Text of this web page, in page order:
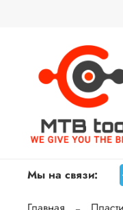
Мы на связи: